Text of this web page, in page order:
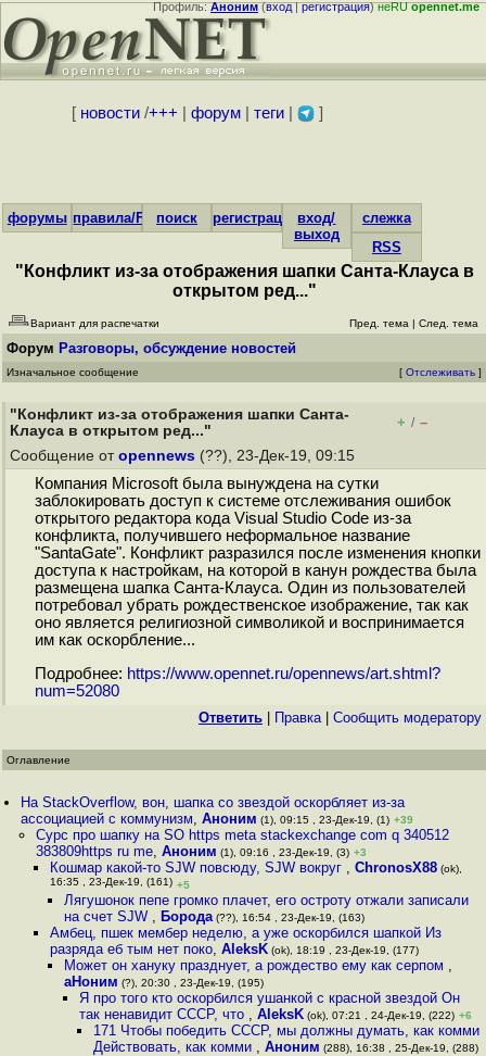
Профиль:Аноним(вход|регистрация)неRUopennet.me
[ новости/+++ форум| теги| ]
форумы правила/FAQпоиск регистрациявход/
выход
слежка
RSS
"Конфликт из-за отображения шапки Санта-Клауса в
открытом ред..."
Вариант для распечатки Пред. тема | След. тема
Форум Разговоры, обсуждение новостей
Изначальное сообщение [ Отслеживать ]
"Конфликт из-за отображения шапки Санта-
Клауса в открытом ред..."
+ / –
Сообщение от opennews (??), 23-Дек-19, 09:15
Компания Microsoft была вынуждена на сутки
заблокировать доступ к системе отслеживания ошибок
открытого редактора кода Visual Studio Code из-за
конфликта, получившего неформальное название
"SantaGate". Конфликт разразился после изменения кнопки
доступа к настройкам, на которой в канун рождества была
размещена шапка Санта-Клауса. Один из пользователей
потребовал убрать рождественское изображение, так как
оно является религиозной символикой и воспринимается
им как оскорбление...
Подробнее: https://www.opennet.ru/opennews/art.shtml?
num=52080
Ответить Правка| Cообщить модератору
Оглавление
На StackOverflow, вон, шапка со звездой оскорбляет из-за
ассоциацией с коммунизм,Аноним (1), 09:15 , 23-Дек-19, (1) +39
Cурс про шапку на SO https meta stackexchange com q 340512
383809https ru me, Аноним (1), 09:16 , 23-Дек-19, (3) +3
Кошмар какой-то SJW повсюду, SJW вокруг , ChronosX88(ok),
16:35 , 23-Дек-19, (161) +5
Лягушонок пепе громко плачет, его остроту отжали записали
на счет SJW , Борода (??), 16:54 , 23-Дек-19, (163)
Амбец, пшек мембер неделю, а уже оскорбился шапкой Из
разряда еб тым нет поко, AleksK(ok), 18:19 , 23-Дек-19, (177)
Может он хануку празднует, а рождество ему как серпом ,
аНоним (?), 20:30 , 23-Дек-19, (195)
Я про того кто оскорбился ушанкой с красной звездой Он
так ненавидит СССР, что , AleksK(ok), 07:21 , 24-Дек-19, (222) +6
171 Чтобы победить СССР, мы должны думать, как комми
Действовать, как комми , Аноним (288), 16:38 , 25-Дек-19, (288)